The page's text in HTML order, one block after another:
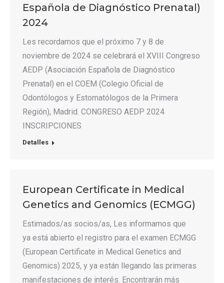
Española de Diagnóstico Prenatal)
2024
Les recordamos que el próximo 7 y 8 de
noviembre de 2024 se celebrará el XVIII Congreso
AEDP (Asociación Española de Diagnóstico
Prenatal) en el COEM (Colegio Oficial de
Odontólogos y Estomatólogos de la Primera
Región), Madrid. CONGRESO AEDP 2024
INSCRIPCIONES
Detalles
European Certificate in Medical
Genetics and Genomics (ECMGG)
Estimados/as socios/as, Les informamos que
ya está abierto el registro para el examen ECMGG
(European Certificate in Medical Genetics and
Genomics) 2025, y ya están llegando las primeras
manifestaciones de interés. Encontrarán más